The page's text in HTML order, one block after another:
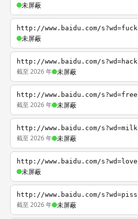
未屏蔽
http://www.baidu.com/s?wd=fuck
未屏蔽
http://www.baidu.com/s?wd=hack
截至 2026 年 未屏蔽
http://www.baidu.com/s?wd=free
截至 2026 年 未屏蔽
http://www.baidu.com/s?wd=milk
截至 2026 年 未屏蔽
http://www.baidu.com/s?wd=love
未屏蔽
http://www.baidu.com/s?wd=piss
截至 2026 年 未屏蔽